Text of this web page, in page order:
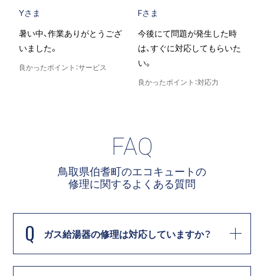
Yさま
暑い中、作業ありがとうござ
いました。
良かったポイント：サービス
Fさま
今後にて問題が発生した時
は、すぐに対応してもらいた
い。
良かったポイント：対応力
FAQ
鳥取県伯耆町のエコキュートの
修理に関するよくある質問
Q ガス給湯器の修理は対応していますか？